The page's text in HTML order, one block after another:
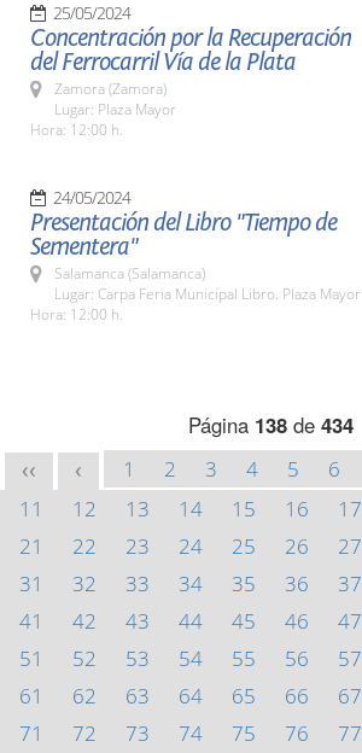
25/05/2024
Concentración por la Recuperación
del Ferrocarril Vía de la Plata
Zamora (Zamora)
Lugar: Plaza Mayor
Hora: 12:00 h.
24/05/2024
Presentación del Libro "Tiempo de
Sementera"
Salamanca (Salamanca)
Lugar: Carpa Feria Municipal Libro. Plaza Mayor
Hora: 12:00 h.
Página 138de 434
<< < 1 2 3 4 5 6
11
12 13 14 15 16 17
21
22 23 24 25 26 27
31
32 33 34 35 36 37
41
42 43 44 45 46 47
51
52 53 54 55 56 57
61
62 63 64 65 66 67
71
72 73 74 75 76 77